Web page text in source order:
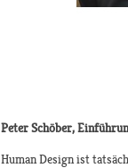
Peter Schöber,
Human Design ist